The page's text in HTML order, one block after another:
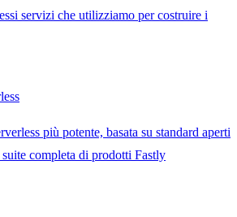
servizi che utilizziamo per costruire i
più potente, basata su standard aperti
completa di prodotti Fastly